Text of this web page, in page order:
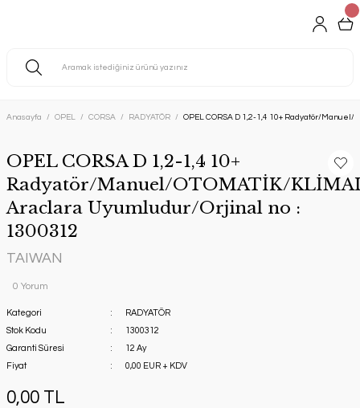
Anasayfa OPEL CORSA RADYATÖR OPEL CORSA D 1,2-1,4 10+ Radyatör/
OPEL CORSA D 1,2-1,4 10+
Radyatör/Manuel/OTOMATİK/
Araclara Uyumludur/Orjinal no :
1300312
TAIWAN
0 Yorum
Kategori
RADYATÖR
Stok Kodu
1300312
Garanti Süresi
12 Ay
Fiyat
0,00 EUR + KDV
0,00 TL